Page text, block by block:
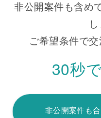
非公開案件も含め
ご希望条件で交
30秒
非公開案件も